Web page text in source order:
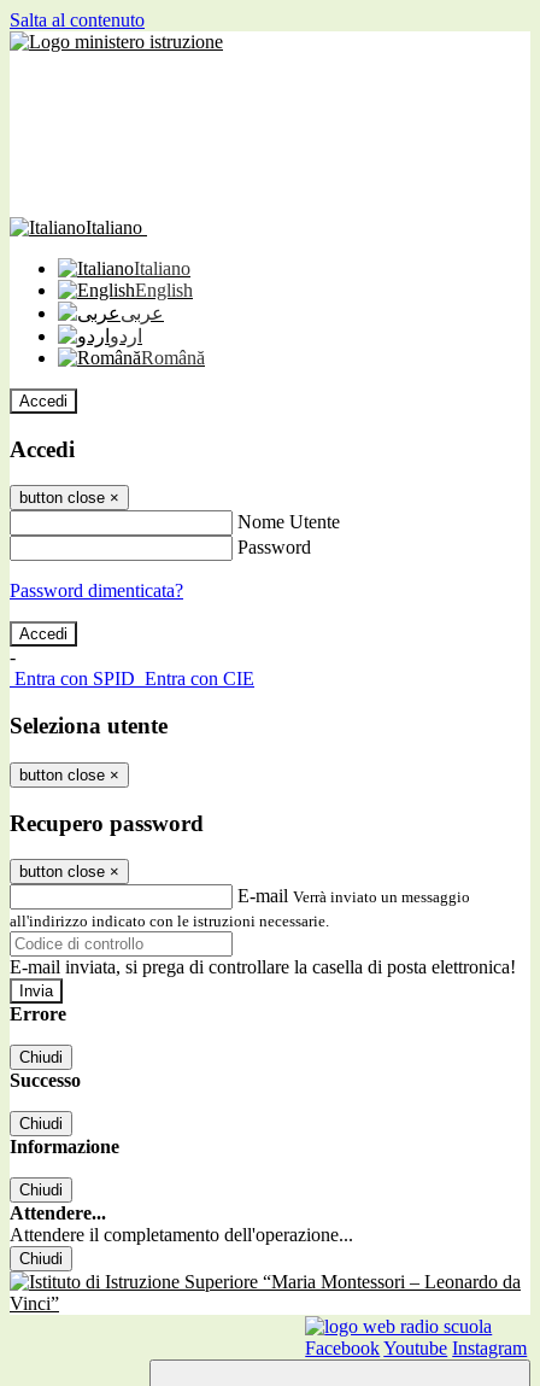
Salta al contenuto
Italiano
Italiano
English
عربى
اردو
Română
Accedi
Accedi
button close ×
Nome Utente
Password
Password dimenticata?
-
Entra con SPID Entra con CIE
Seleziona utente
button close ×
Recupero password
button close ×
E-mail Verrà inviato un messaggio
all'indirizzo indicato con le istruzioni necessarie.
E-mail inviata, si prega di controllare la casella di posta elettronica!
Errore
Chiudi
Successo
Chiudi
Informazione
Chiudi
Attendere...
Attendere il completamento dell'operazione...
Chiudi
FacebookYoutube Instagram